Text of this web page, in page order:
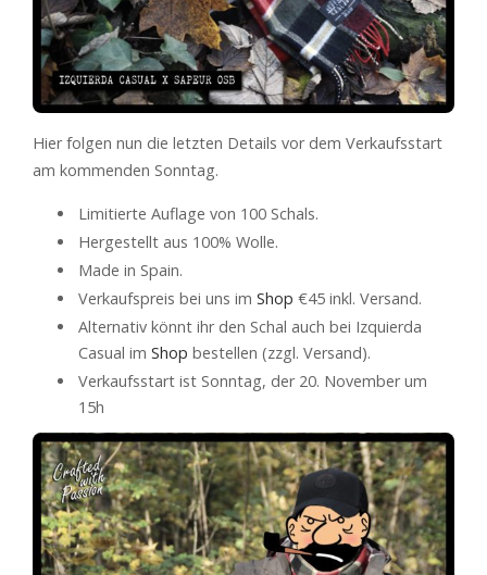
Hier folgen nun die letzten Details vor dem Verkaufsstart
am kommenden Sonntag.
Limitierte Auflage von 100 Schals.
Hergestellt aus 100% Wolle.
Made in Spain.
Verkaufspreis bei uns im Shop €45 inkl. Versand.
Alternativ könnt ihr den Schal auch bei Izquierda
Casual im Shop bestellen (zzgl. Versand).
Verkaufsstart ist Sonntag, der 20. November um
15h